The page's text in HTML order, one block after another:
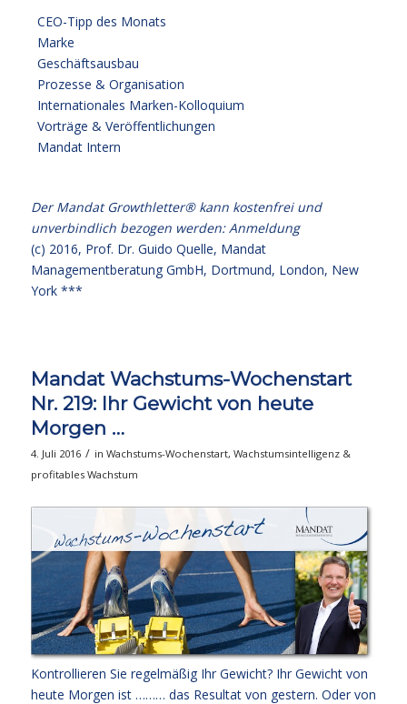
CEO-Tipp des Monats
Marke
Geschäftsausbau
Prozesse & Organisation
Internationales Marken-Kolloquium
Vorträge & Veröffentlichungen
Mandat Intern
Der Mandat Growthletter® kann kostenfrei und
unverbindlich bezogen werden:Anmeldung
(c) 2016, Prof. Dr. Guido Quelle, Mandat
Managementberatung GmbH, Dortmund, London, New
York ***
Mandat Wachstums-Wochenstart
Nr. 219: Ihr Gewicht von heute
Morgen …
4. Juli 2016 / in Wachstums-Wochenstart, Wachstumsintelligenz &
profitables Wachstum
Kontrollieren Sie regelmäßig Ihr Gewicht? Ihr Gewicht von
heute Morgen ist ……… das Resultat von gestern. Oder von